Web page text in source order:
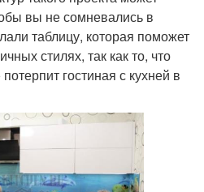
вы не сомневались в
таблицу, которая поможет
стилях, так как то, что
гостиная с кухней в